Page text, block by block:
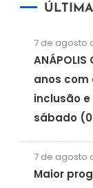
7 de agosto
anos com
inclusão
sábado
7 de agosto
Maior